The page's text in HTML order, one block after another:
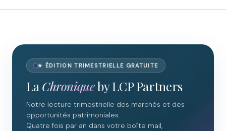
★ ÉDITION TRIMESTRIELLE GRATUITE
La Chroniqueby LCP Partners
Notre lecture trimestrielle des marchés et des
opportunités patrimoniales.
Quatre fois par an dans votre boîte mail,